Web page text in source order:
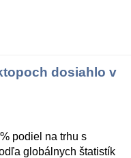
dosiahlo v
podiel na trhu s
globálnych štatistík